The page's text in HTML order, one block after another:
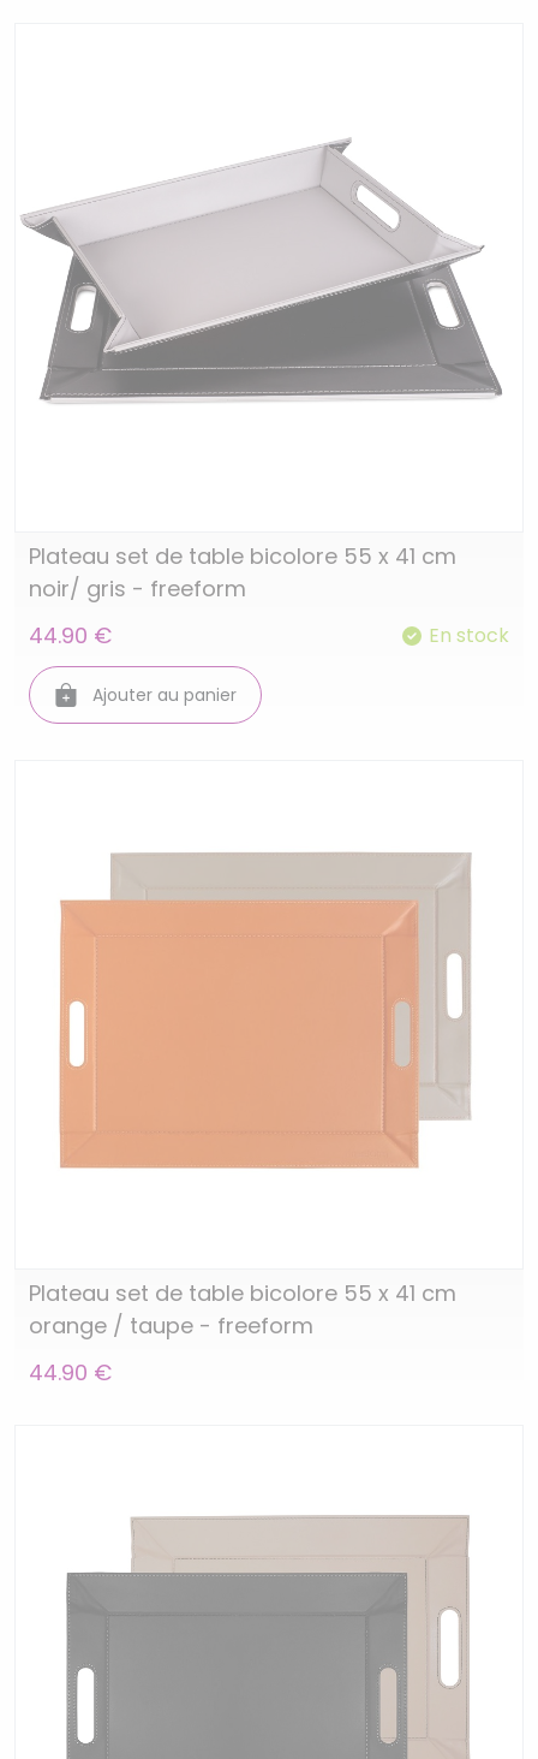
Plateau set de table bicolore 55 x 41 cm
noir/ gris - freeform
44.90 €
En stock
Ajouter au panier
Plateau set de table bicolore 55 x 41 cm
orange / taupe - freeform
44.90 €